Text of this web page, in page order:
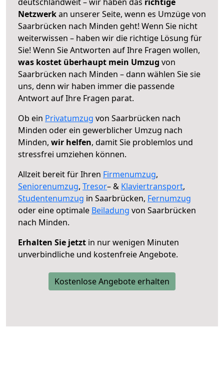
Netzwerkan unserer Seite, wenn es Umzüge von
Saarbrücken nach Minden geht! Wenn Sie nicht
weiterwissen – haben wir die richtige Lösung für
Sie! Wenn Sie Antworten auf Ihre Fragen wollen,
was kostet überhaupt mein Umzug von
Saarbrücken nach Minden – dann wählen Sie sie
uns, denn wir haben immer die passende
Antwort auf Ihre Fragen parat.
Ob ein Privatumzug von Saarbrücken nach
Minden oder ein gewerblicher Umzug nach
Minden, wir helfen, damit Sie problemlos und
stressfrei umziehen können.
Allzeit bereit für Ihren Firmenumzug,
Seniorenumzug, Tresor– & Klaviertransport,
Studentenumzug in Saarbrücken, Fernumzug
oder eine optimale Beiladung von Saarbrücken
nach Minden.
Erhalten Sie jetzt in nur wenigen Minuten
unverbindliche und kostenfreie Angebote.
Kostenlose Angebote erhalten